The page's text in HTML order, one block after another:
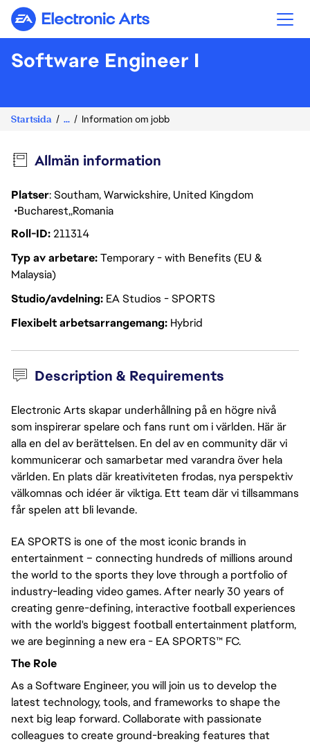
Electronic Arts
Software Engineer I
Startsida ... Information om jobb
Allmän information
Platser: Southam, Warwickshire, United Kingdom
Bucharest Romania
Roll-ID211314
Typ av arbetareTemporary - with Benefits (EU &
Malaysia)
Studio/avdelning EA Studios - SPORTS
Flexibelt arbetsarrangemang Hybrid
Description & Requirements
Electronic Arts skapar underhållning på en högre nivå
som inspirerar spelare och fans runt om i världen. Här är
alla en del av berättelsen. En del av en community där vi
kommunicerar och samarbetar med varandra över hela
världen. En plats där kreativiteten frodas, nya perspektiv
välkomnas och idéer är viktiga. Ett team där vi tillsammans
får spelen att bli levande.
EA SPORTS is one of the most iconic brands in
entertainment – connecting hundreds of millions around
the world to the sports they love through a portfolio of
industry-leading video games. After nearly 30 years of
creating genre-defining, interactive football experiences
with the world's biggest football entertainment platform,
we are beginning a new era - EA SPORTS™ FC.
The Role
As a Software Engineer, you will join us to develop the
latest technology, tools, and frameworks to shape the
next big leap forward. Collaborate with passionate
colleagues to create ground-breaking features that